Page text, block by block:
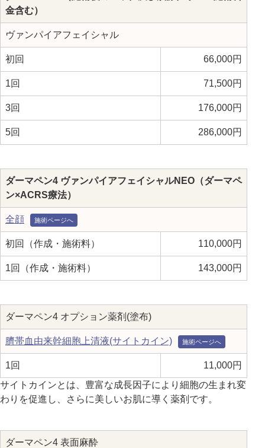
金含む）
ヴァンパイアフェイシャル
初回 66,000円
1回 71,500円
3回 176,000円
5回 286,000円
ダーマペン4 ヴァンパイアフェイシャルNEO（ダーマペ
ン×ACRS療法）
全顔
初回（作成・施術料） 110,000円
1回（作成・施術料） 143,000円
ダーマペン4 オプション薬剤(塗布)
臍帯血由来幹細胞上清液(サイトカイン)
1回
11,000円
サイトカインとは、豊富な成長因子により細胞の生まれ変
わりを促進し、さらに美しいお肌に導く薬剤です。
ダーマペン4 表面麻酔